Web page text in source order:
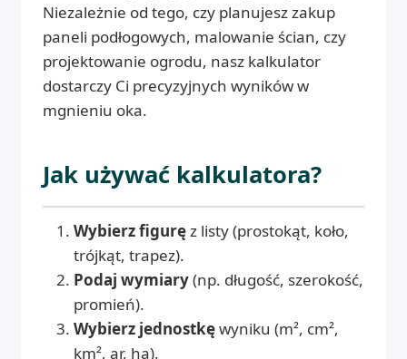
Niezależnie od tego, czy planujesz zakup
paneli podłogowych, malowanie ścian, czy
projektowanie ogrodu, nasz kalkulator
dostarczy Ci precyzyjnych wyników w
mgnieniu oka.
Jak używać kalkulatora?
Wybierz figuręz listy (prostokąt, koło,
trójkąt, trapez).
Podaj wymiary(np. długość, szerokość,
promień).
Wybierz jednostkęwyniku (m², cm²,
km², ar, ha).